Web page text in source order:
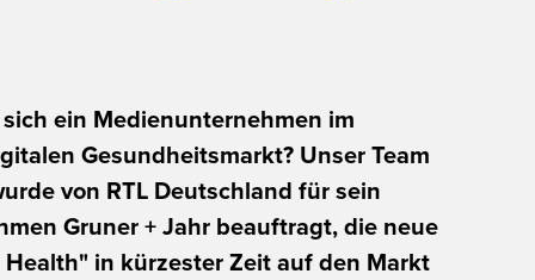
ein Medienunternehmen im
Gesundheitsmarkt? Unser Team
von RTL Deutschland für sein
Gruner + Jahr beauftragt, die neue
in kürzester Zeit auf den Markt